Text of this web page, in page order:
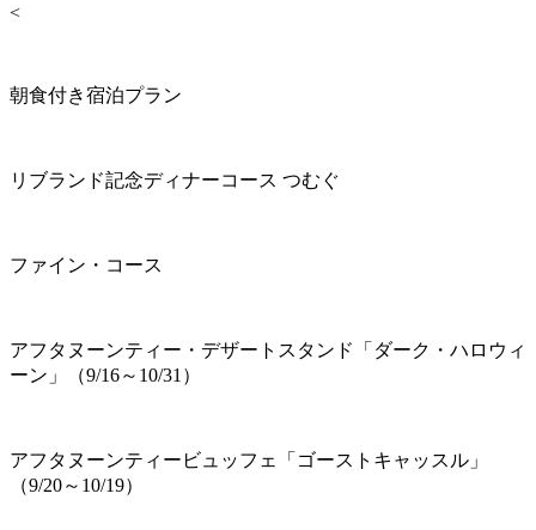
<
朝食付き宿泊プラン
リブランド記念ディナーコース つむぐ
ファイン・コース
アフタヌーンティー・デザートスタンド「ダーク・ハロウィ
ーン」（9/16～10/31）
アフタヌーンティービュッフェ「ゴーストキャッスル」
（9/20～10/19）